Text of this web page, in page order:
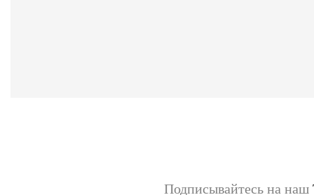
Подписывайтесь на наш